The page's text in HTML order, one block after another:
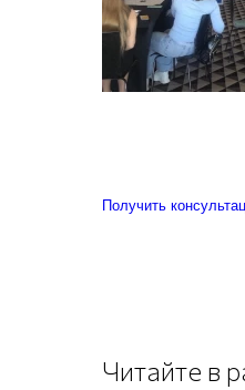
Получить
Читайте в